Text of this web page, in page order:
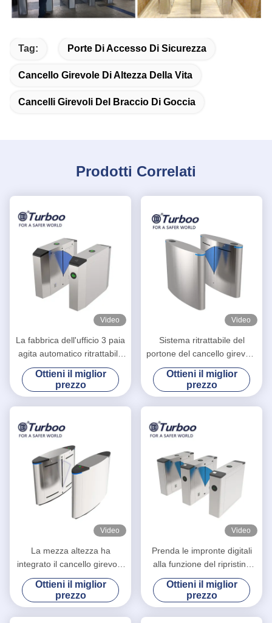
Tag: Porte Di Accesso Di Sicurezza
Cancello Girevole Di Altezza Della Vita
Cancelli Girevoli Del Braccio Di Goccia
Prodotti Correlati
Video
La fabbrica dell'ufficio 3 paia
agita automatico ritrattabile
del portone della barriera
progettato
Ottieni il miglior
prezzo
Video
Sistema ritrattabile del
portone del cancello girevole
di altezza della vita di Barrie
RFID della falda SUS304
Ottieni il miglior
prezzo
Video
La mezza altezza ha
integrato il cancello girevole
automatico della barriera
della falda con il
riconoscimento di fronte
Ottieni il miglior
prezzo
Video
Prenda le impronte digitali
alla funzione del ripristino
automatico dei sistemi di
barriera del portone/entrata
della barriera della falda
Ottieni il miglior
prezzo